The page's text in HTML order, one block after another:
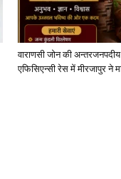
वाराणसी जोन की अन्तरजनपदीय
एफिसिएन्सी रेस में मीरजापुर ने